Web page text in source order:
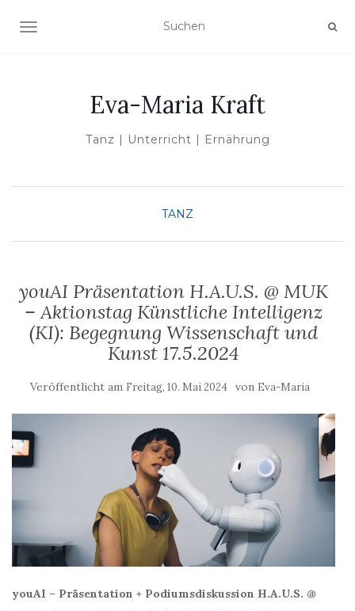
NAVIGATION UMSCHALTEN
Eva-Maria Kraft
Tanz | Unterricht | Ernährung
TANZ
youAI Präsentation H.A.U.S. @ MUK
– Aktionstag Künstliche Intelligenz
(KI): Begegnung Wissenschaft und
Kunst 17.5.2024
Veröffentlicht am Freitag, 10. Mai 2024 von Eva-Maria
youAI – Präsentation + Podiumsdiskussion H.A.U.S. @